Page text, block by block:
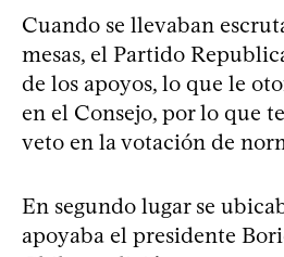
Cuando se llevaban
mesas, el Partido
de los apoyos, lo que le
en el Consejo, por lo que
veto en la votación de
En segundo lugar se
apoyaba el presidente